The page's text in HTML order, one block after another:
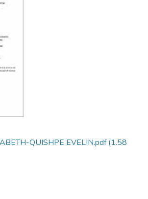
QUISHPE EVELIN.pdf(1.58